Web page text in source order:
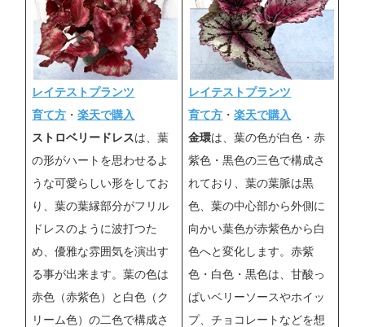
レイテストプランツ
育て方 ・楽天で購入
ストロベリードレスは、葉
の形がハートを思わせるよ
うな可愛らしい形をしてお
り、葉の葉縁部分がフリル
ドレスのように波打つた
め、優雅な雰囲気を演出す
る事が出来ます。葉の色は
赤色（赤紫色）と白色（ク
リーム色）の二色で構成さ
レイテストプランツ
育て方 ・楽天で購入
金環は、葉の色が白色・赤
紫色・黒色の三色で構成さ
れており、葉の葉脈は黒
色、葉の中心部から外側に
向かい葉色が赤紫色から白
色へと変化します。赤紫
色・白色・黒色は、甘酸っ
ぱいベリーソースやホイッ
プ、チョコレートなどを想